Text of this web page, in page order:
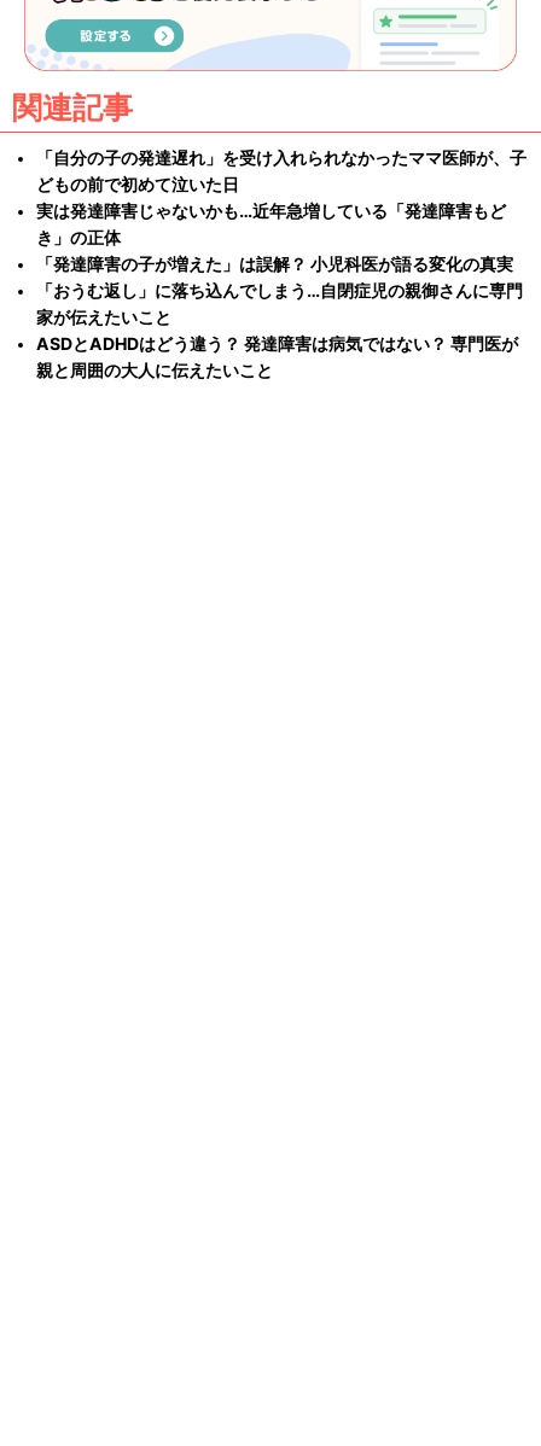
関連記事
「自分の子の発達遅れ」を受け入れられなかったママ医師が、子
どもの前で初めて泣いた日
実は発達障害じゃないかも…近年急増している「発達障害もど
き」の正体
「発達障害の子が増えた」は誤解？ 小児科医が語る変化の真実
「おうむ返し」に落ち込んでしまう…自閉症児の親御さんに専門
家が伝えたいこと
ASDとADHDはどう違う？ 発達障害は病気ではない？ 専門医が
親と周囲の大人に伝えたいこと